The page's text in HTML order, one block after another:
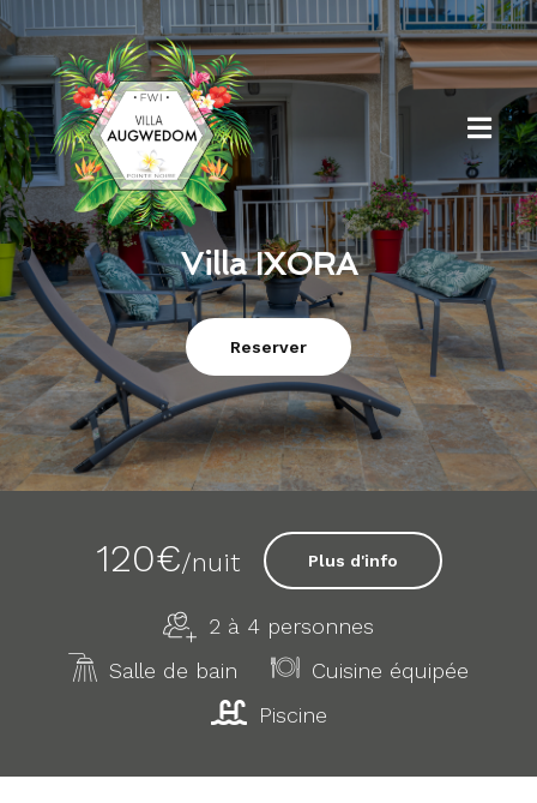
Villa IXORA
Reserver
120€/nuit Plus d'info
2 à 4 personnes
Salle de bain
Cuisine équipée
Piscine